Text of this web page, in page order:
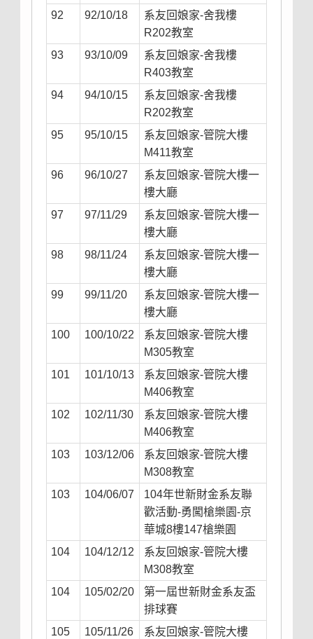
92
92/10/18
系友回娘家-舍我樓
R202教室
93
93/10/09
系友回娘家-舍我樓
R403教室
94
94/10/15
系友回娘家-舍我樓
R202教室
95
95/10/15
系友回娘家-管院大樓
M411教室
96
96/10/27
系友回娘家-管院大樓一
樓大廳
97
97/11/29
系友回娘家-管院大樓一
樓大廳
98
98/11/24
系友回娘家-管院大樓一
樓大廳
99
99/11/20
系友回娘家-管院大樓一
樓大廳
100
100/10/22
系友回娘家-管院大樓
M305教室
101
101/10/13
系友回娘家-管院大樓
M406教室
102
102/11/30
系友回娘家-管院大樓
M406教室
103
103/12/06
系友回娘家-管院大樓
M308教室
103
104/06/07
104年世新財金系友聯
歡活動-勇闖槍樂園-京
華城8樓147槍樂園
104
104/12/12
系友回娘家-管院大樓
M308教室
104
105/02/20
第一屆世新財金系友盃
排球賽
105
105/11/26
系友回娘家-管院大樓